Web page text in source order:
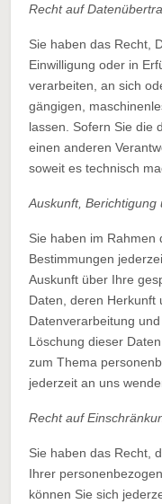
Recht auf
Sie haben das Recht,
Einwilligung oder in
verarbeiten, an sich
gängigen,
lassen. Sofern Sie die
einen anderen
soweit es technisch
Auskunft, Berichtigung
Sie haben im Rahmen
Bestimmungen
Auskunft über Ihre
Daten, deren Herkunft
Datenverarbeitung
Löschung dieser
zum Thema
jederzeit an uns
Recht auf
Sie haben das Recht,
Ihrer
können Sie sich